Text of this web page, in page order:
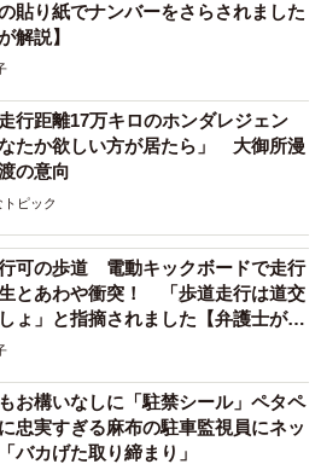
もより丁寧に慎重に運転しまし
ドライブの感想は？
てもらって買い物できたら最高
というメッセージをもらったん
まいました。
貼り紙でナンバーをさらされました
解説】
行距離17万キロのホンダレジェン
たか欲しい方が居たら」 大御所漫
の意向
トピック
可の歩道 電動キックボードで走行
とあわや衝突！ 「歩道走行は道交
ょ」と指摘されました【弁護士が解
お構いなしに「駐禁シール」ペタペ
忠実すぎる麻布の駐車監視員にネッ
バカげた取り締まり」